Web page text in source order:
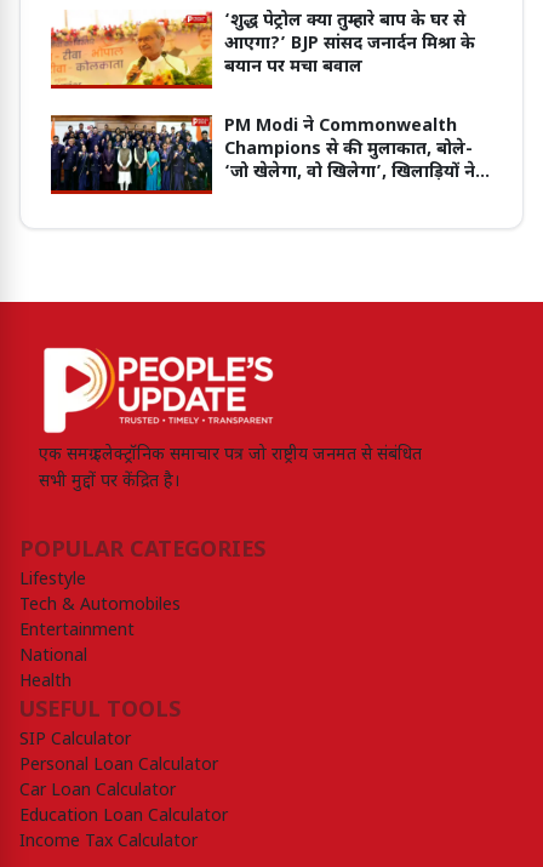
‘शुद्ध पेट्रोल क्या तुम्हारे बाप के घर से
आएगा?’ BJP सांसद जनार्दन मिश्रा के
बयान पर मचा बवाल
PM Modi ने Commonwealth
Champions से की मुलाकात, बोले-
‘जो खेलेगा, वो खिलेगा’, खिलाड़ियों ने
एक समग्र इलेक्ट्रॉनिक समाचार पत्र जो राष्ट्रीय जनमत से संबंधित
सभी मुद्दों पर केंद्रित है।
POPULAR CATEGORIES
Lifestyle
Tech & Automobiles
Entertainment
National
Health
USEFUL TOOLS
SIP Calculator
Personal Loan Calculator
Car Loan Calculator
Education Loan Calculator
Income Tax Calculator